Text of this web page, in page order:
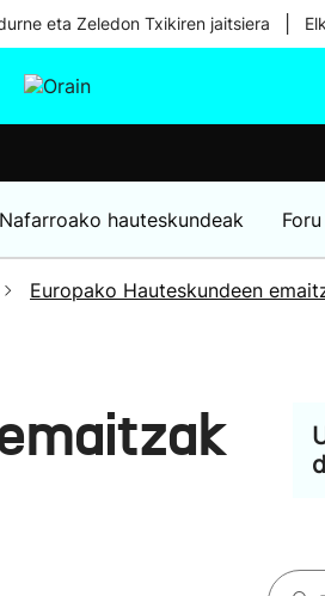
eta Zeledon Txikiren jaitsiera
Nafarroako hauteskundeak
Europako Hauteskundeen